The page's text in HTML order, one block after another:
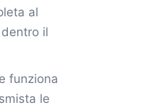
al
il
funziona
le